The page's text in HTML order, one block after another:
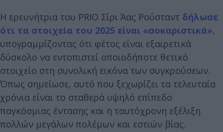
Η ερευνήτρια του PRIO Σίρι Άας Ρούσταντ δήλωσε
ότι τα στοιχεία του 2025 είναι «σοκαριστικά»,
υπογραμμίζοντας ότι φέτος είναι εξαιρετικά
δύσκολο να εντοπιστεί οποιοδήποτε θετικό
στοιχείο στη συνολική εικόνα των συγκρούσεων.
Όπως σημείωσε, αυτό που ξεχωρίζει τα τελευταία
χρόνια είναι το σταθερά υψηλό επίπεδο
παγκόσμιας έντασης και η ταυτόχρονη εξέλιξη
πολλών μεγάλων πολέμων και εστιών βίας.